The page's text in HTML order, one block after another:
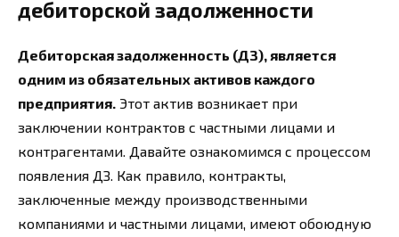
дебиторской задолженности
Дебиторская задолженность (ДЗ), является
одним из обязательных активов каждого
предприятия. Этот актив возникает при
заключении контрактов с частными лицами и
контрагентами. Давайте ознакомимся с процессом
появления ДЗ. Как правило, контракты,
заключенные между производственными
компаниями и частными лицами, имеют обоюдную